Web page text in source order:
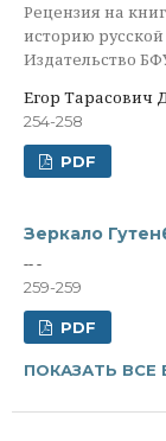
Рецензия на
историю
Издательство
Егор Тарасович
254-258
PDF
Зеркало
-- -
259-259
PDF
ПОКАЗАТЬ ВСЕ